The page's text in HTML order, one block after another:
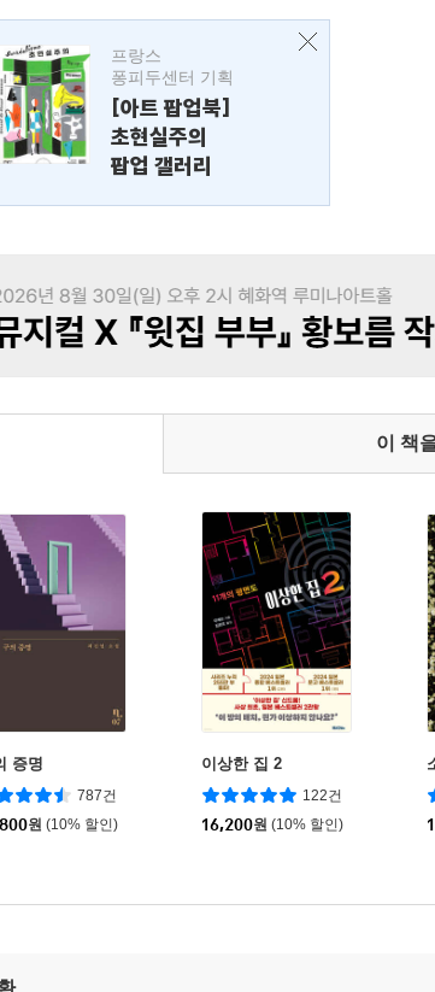
프랑스
퐁피두센터 기획
[아트 팝업북]
초현실주의
팝업 갤러리
이 책
증명
787건
원 (10% 할인)
이상한 집 2
122건
16,200원 (10% 할인)